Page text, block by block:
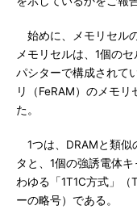
始めに、メモリセル
メモリセルは、1個の
パシターで構成されて
リ（FeRAM）のメモ
た。
1つは、DRAMと類似
タと、1個の強誘電体
わゆる「1T1C方式」
ーの略号）である。